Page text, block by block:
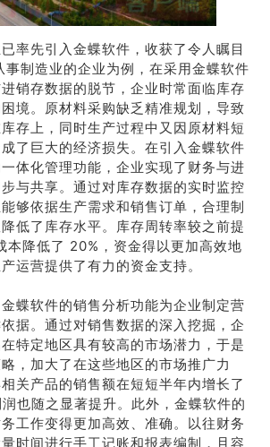
率先引入金蝶软件，收获了令人瞩目
事制造业的企业为例，在采用金蝶软件
销存数据的脱节，企业时常面临库存
境。原材料采购缺乏精准规划，导致
存上，同时生产过程中又因原材料短
了巨大的经济损失。在引入金蝶软件
体化管理功能，企业实现了财务与进
与共享。通过对库存数据的实时监控
够依据生产需求和销售订单，合理制
低了库存水平。库存周转率较之前提
本降低了 20%，资金得以更加高效地
运营提供了有力的资金支持。
蝶软件的销售分析功能为企业制定营
据。通过对销售数据的深入挖掘，企
特定地区具有较高的市场潜力，于是
，加大了在这些地区的市场推广力
关产品的销售额在短短半年内增长了
也随之显著提升。此外，金蝶软件的
工作变得更加高效、准确。以往财务
时间进行手工记账和报表编制，且容